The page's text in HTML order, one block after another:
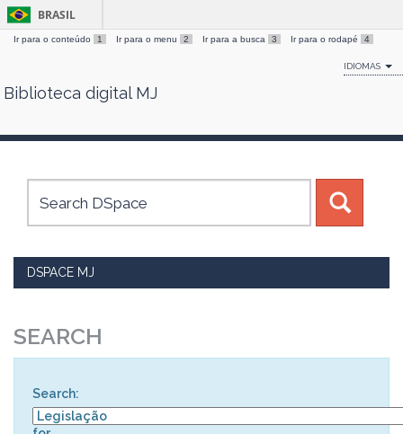
Skip
BRASIL
Ir para o conteúdo 1 Ir para o menu 2 Ir para a busca 3 Ir para o rodapé 4
IDIOMAS
Biblioteca digital MJ
DSPACE MJ
SEARCH
Search: